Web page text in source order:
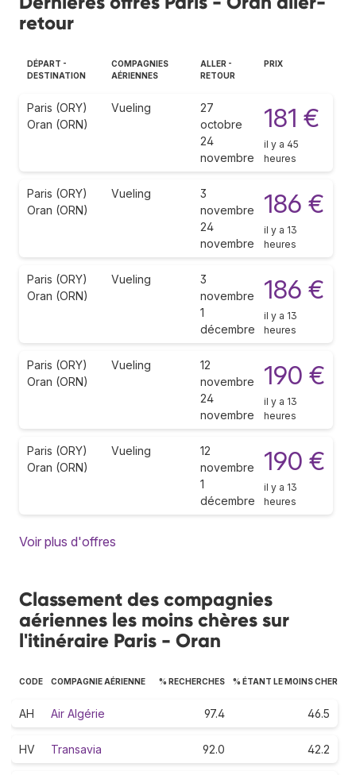
retour
DÉPART -
DESTINATION
COMPAGNIES
AÉRIENNES
ALLER -
RETOUR
PRIX
Paris (ORY)
Oran (ORN)
Vueling
27
octobre
24
novembre
181 €
il y a 45
heures
Paris (ORY)
Oran (ORN)
Vueling
3
novembre
24
novembre
186 €
il y a 13
heures
Paris (ORY)
Oran (ORN)
Vueling
3
novembre
1
décembre
186 €
il y a 13
heures
Paris (ORY)
Oran (ORN)
Vueling
12
novembre
24
novembre
190 €
il y a 13
heures
Paris (ORY)
Oran (ORN)
Vueling
12
novembre
1
décembre
190 €
il y a 13
heures
Voir plus d'offres
Classement des compagnies
aériennes les moins chères sur
l'itinéraire Paris - Oran
CODE COMPAGNIE AÉRIENNE % RECHERCHES % ÉTANT LE MOINS CHER
AH Air Algérie 97.4 46.5
HV Transavia 92.0 42.2